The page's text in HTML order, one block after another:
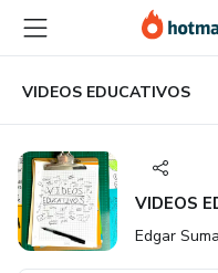
principal
página
de
página
VIDEOS EDUCATIVOS
VIDEOS
Edgar